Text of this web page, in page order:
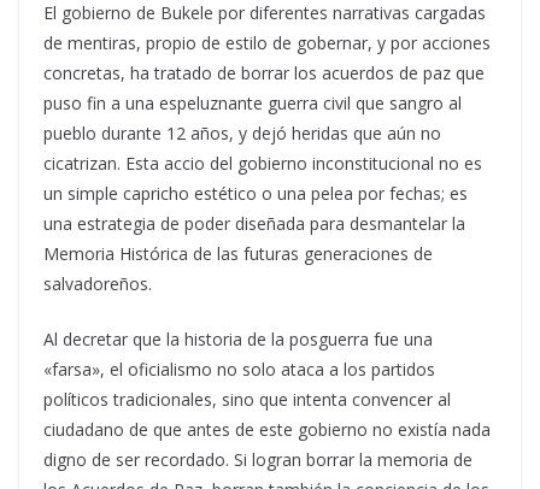
El gobierno de Bukele por diferentes narrativas cargadas
de mentiras, propio de estilo de gobernar, y por acciones
concretas, ha tratado de borrar los acuerdos de paz que
puso fin a una espeluznante guerra civil que sangro al
pueblo durante 12 años, y dejó heridas que aún no
cicatrizan. Esta accio del gobierno inconstitucional no es
un simple capricho estético o una pelea por fechas; es
una estrategia de poder diseñada para desmantelar la
Memoria Histórica de las futuras generaciones de
salvadoreños.
Al decretar que la historia de la posguerra fue una
«farsa», el oficialismo no solo ataca a los partidos
políticos tradicionales, sino que intenta convencer al
ciudadano de que antes de este gobierno no existía nada
digno de ser recordado. Si logran borrar la memoria de